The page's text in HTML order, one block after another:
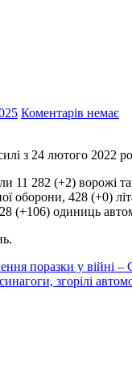
Коментарів немає
силі з 24 лютого
оборони, 428 (+0)
(+106) одиниць
поразки у війні –
згорілі